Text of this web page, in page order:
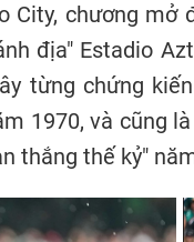
City, chương
địa" Estadio
từng chứng
1970, và cũng
thắng thế kỷ"